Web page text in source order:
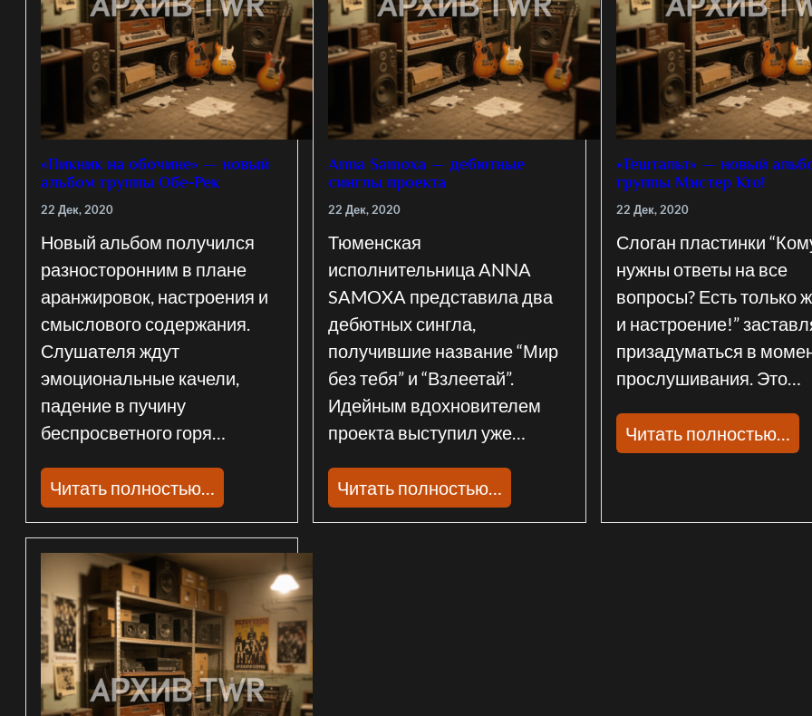
«Пикник на обочине» — новый
альбом группы Обе-Рек
22 Дек, 2020
Новый альбом получился
разносторонним в плане
аранжировок, настроения и
смыслового содержания.
Слушателя ждут
эмоциональные качели,
падение в пучину
беспросветного горя…
Читать полностью…
Anna Samoxa — дебютные
синглы проекта
22 Дек, 2020
Тюменская
исполнительница ANNA
SAMOXA представила два
дебютных сингла,
получившие название “Мир
без тебя” и “Взлеетай”.
Идейным вдохновителем
проекта выступил уже…
Читать полностью…
«Гештальт» — новый
группы Мистер Кто!
22 Дек, 2020
Слоган пластинки
нужны ответы на все
вопросы? Есть только
и настроение!”
призадуматься в
прослушивания. Это…
Читать полностью…